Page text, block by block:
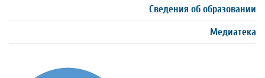
Сведения об образовании
Медиатека